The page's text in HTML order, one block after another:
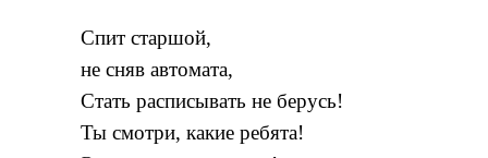
Спит старшой,
не сняв автомата,
Стать расписывать не берусь!
Ты смотри, какие ребята!